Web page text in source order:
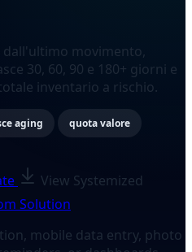
movimento,
30, 60, 90 e 180+ giorni e
inventario a rischio.
aging quota valore
View Systemized
Solution
mobile data entry, photo